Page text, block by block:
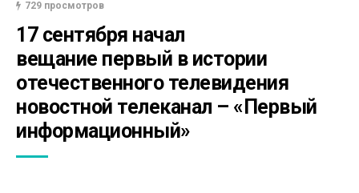
729 просмотров
17 сентября начал
вещание первый в истории
отечественного телевидения
новостной телеканал – «Первый
информационный»